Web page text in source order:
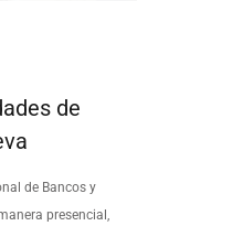
de
de Bancos y
presencial,